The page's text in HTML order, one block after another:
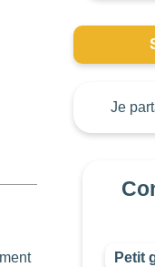
Je
Petit